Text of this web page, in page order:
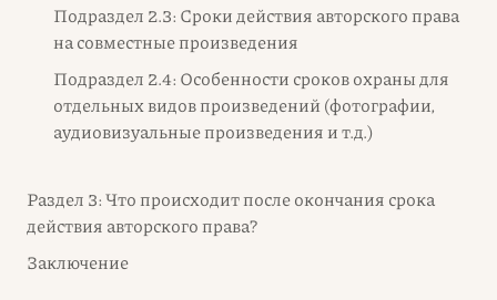
Подраздел 2.3: Сроки действия авторского права
на совместные произведения
Подраздел 2.4: Особенности сроков охраны для
отдельных видов произведений (фотографии,
аудиовизуальные произведения и т.д.)
Раздел 3: Что происходит после окончания срока
действия авторского права?
Заключение